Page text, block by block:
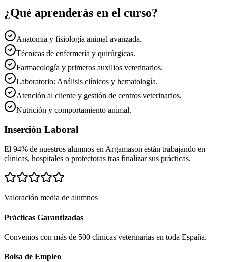
¿Qué aprenderás en el curso?
Anatomía y fisiología animal avanzada.
Técnicas de enfermería y quirúrgicas.
Farmacología y primeros auxilios veterinarios.
Laboratorio: Análisis clínicos y hematología.
Atención al cliente y gestión de centros veterinarios.
Nutrición y comportamiento animal.
Inserción Laboral
El 94% de nuestros alumnos en Argamason están trabajando en
clínicas, hospitales o protectoras tras finalizar sus prácticas.
Valoración media de alumnos
Prácticas Garantizadas
Convenios con más de 500 clínicas veterinarias en toda España.
Bolsa de Empleo